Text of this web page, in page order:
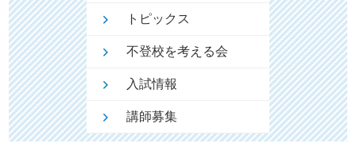
トピックス
不登校を考える会
入試情報
講師募集